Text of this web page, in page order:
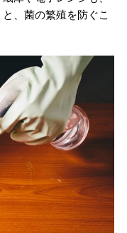
、菌の繁殖を防ぐこ